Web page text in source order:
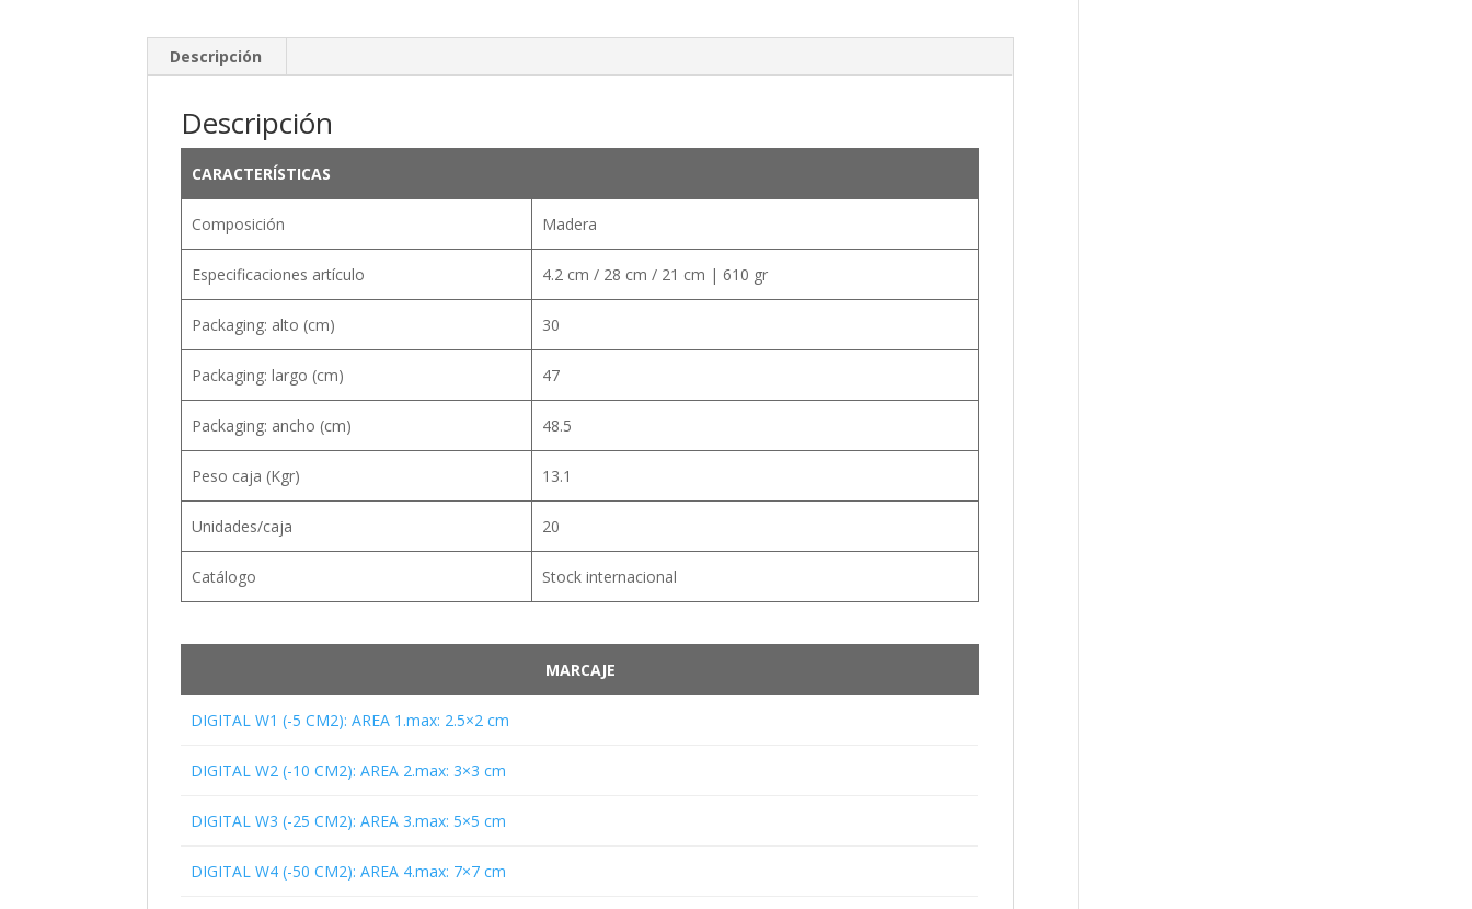
Descripción
Descripción
CARACTERÍSTICAS
Composición Madera
Especificaciones artículo 4.2 cm / 28 cm / 21 cm | 610 gr
Packaging: alto (cm) 30
Packaging: largo (cm) 47
Packaging: ancho (cm) 48.5
Peso caja (Kgr) 13.1
Unidades/caja 20
Catálogo Stock internacional
MARCAJE
DIGITAL W1 (-5 CM2): AREA 1.max: 2.5×2 cm
DIGITAL W2 (-10 CM2): AREA 2.max: 3×3 cm
DIGITAL W3 (-25 CM2): AREA 3.max: 5×5 cm
DIGITAL W4 (-50 CM2): AREA 4.max: 7×7 cm